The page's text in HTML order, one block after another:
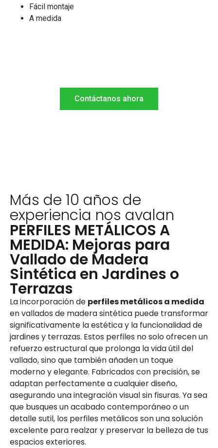
Fácil montaje
A medida
Contáctanos ahora
Más de 10 años de
experiencia nos avalan
PERFILES METÁLICOS A
MEDIDA: Mejoras para
Vallado de Madera
Sintética en Jardines o
Terrazas
La incorporación de perfiles metálicos a medida
en vallados de madera sintética puede transformar
significativamente la estética y la funcionalidad de
jardines y terrazas. Estos perfiles no solo ofrecen un
refuerzo estructural que prolonga la vida útil del
vallado, sino que también añaden un toque
moderno y elegante. Fabricados con precisión, se
adaptan perfectamente a cualquier diseño,
asegurando una integración visual sin fisuras. Ya sea
que busques un acabado contemporáneo o un
detalle sutil, los perfiles metálicos son una solución
excelente para realzar y preservar la belleza de tus
espacios exteriores.